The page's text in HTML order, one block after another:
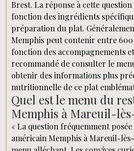
Brest. La réponse à cette
fonction des ingrédients
préparation du plat.
Memphis peut contenir entre
fonction des accompagnements
recommandé de consulter le
obtenir des informations plus
nutritionnelle de ce plat
Quel est le menu du
Memphis à Mareuil-
« La question fréquemment
américain Memphis à Mareuil-